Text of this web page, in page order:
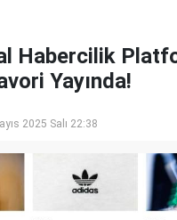
Habercilik
Yayında!
2025 Salı 22:38